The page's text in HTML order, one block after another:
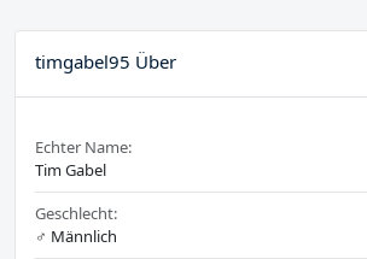
timgabel95 Über
Echter Name:
Tim Gabel
Geschlecht:
♂️ Männlich